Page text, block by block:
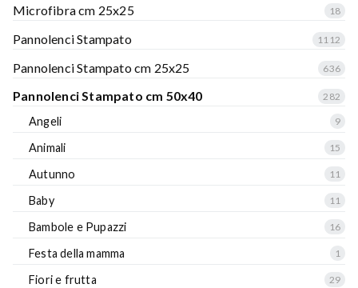
Microfibra cm 25x25 18
Pannolenci Stampato 1112
Pannolenci Stampato cm 25x25 636
Pannolenci Stampato cm 50x40 282
Angeli 9
Animali 15
Autunno 11
Baby 11
Bambole e Pupazzi 16
Festa della mamma 1
Fiori e frutta 29